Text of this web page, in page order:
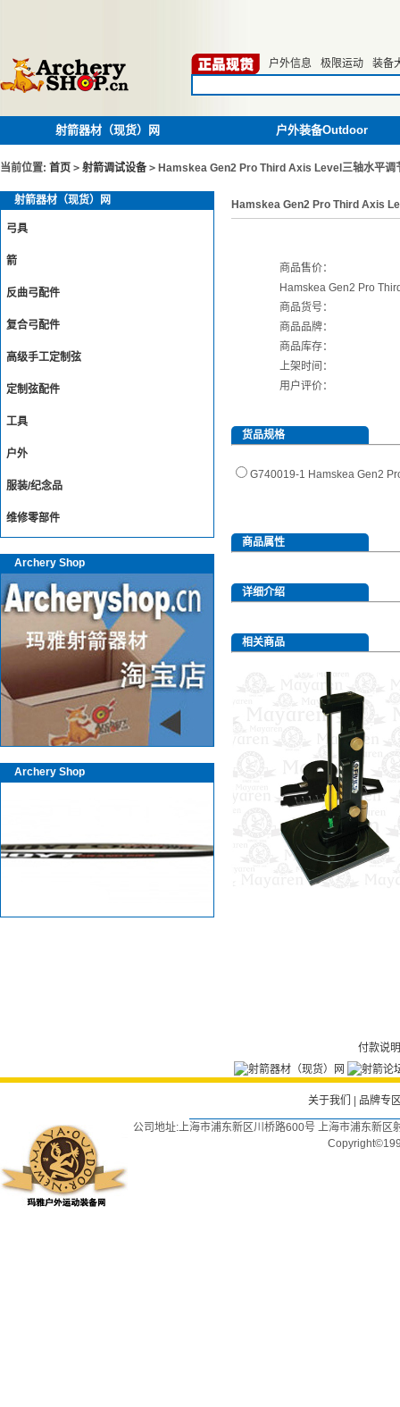
户外信息 极限运动 装备
射箭器材（现货）网 户外装备Outdoor
当前位置: 首页 > 射箭调试设备 > Hamskea Gen2 Pro Third Axis Level三轴水平调
射箭器材（现货）网
弓具
箭
反曲弓配件
复合弓配件
高级手工定制弦
定制弦配件
工具
户外
服装/纪念品
维修零部件
Archery Shop
Archery Shop
Hamskea Gen2 Pro Third Axis
商品售价：
Hamskea Gen2 Pro
商品货号：
商品品牌：
商品库存：
上架时间：
用户评价：
货品规格
G740019-1 Hamskea Gen2
商品属性
详细介绍
相关商品
付款说明
关于我们 品牌专
公司地址:上海市浦东新区川桥路600号 上海市浦东新区